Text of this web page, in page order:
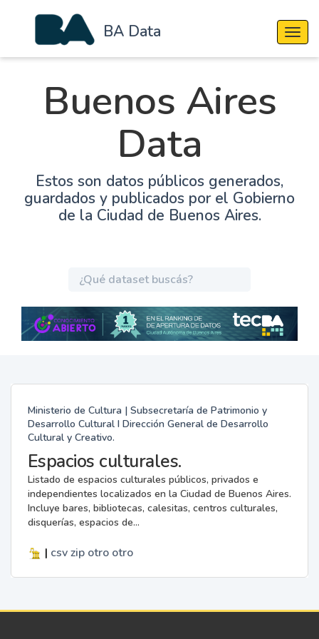
BA Data
Buenos Aires
Data
Estos son datos públicos generados,
guardados y publicados por el Gobierno
de la Ciudad de Buenos Aires.
Ministerio de Cultura | Subsecretaría de Patrimonio y
Desarrollo Cultural I Dirección General de Desarrollo
Cultural y Creativo.
Espacios culturales.
Listado de espacios culturales públicos, privados e
independientes localizados en la Ciudad de Buenos Aires.
Incluye bares, bibliotecas, calesitas, centros culturales,
disquerías, espacios de...
| csv zip otro otro